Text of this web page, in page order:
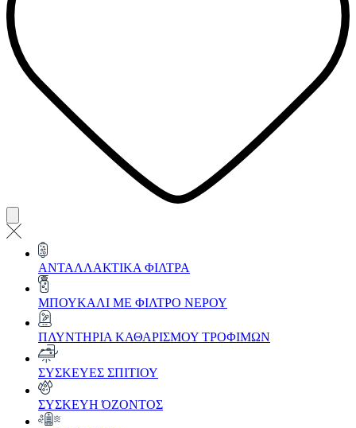
ΑΝΤΑΛΛΑΚΤΙΚΑ ΦΙΛΤΡΑ
ΜΠΟΥΚΑΛΙ ΜΕ ΦΙΛΤΡΟ ΝΕΡΟΥ
ΠΛΥΝΤΗΡΙΑ ΚΑΘΑΡΙΣΜΟΥ ΤΡΟΦΙΜΩΝ
ΣΥΣΚΕΥΕΣ ΣΠΙΤΙΟΥ
ΣΥΣΚΕΥΗ ΌΖΟΝΤΟΣ